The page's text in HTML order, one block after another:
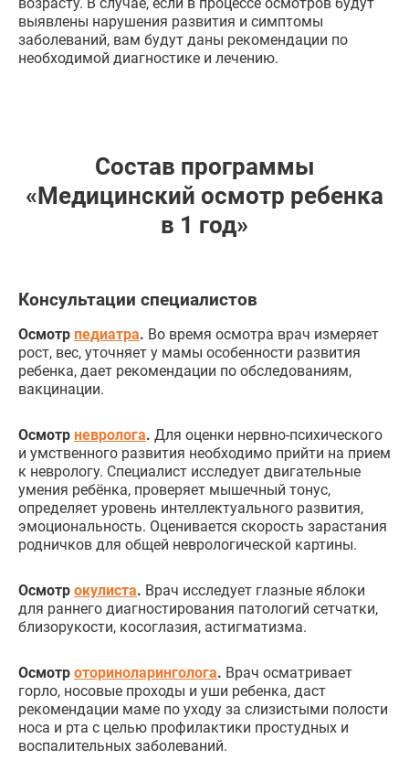
выявлены нарушения развития и симптомы
заболеваний, вам будут даны рекомендации по
необходимой диагностике и лечению.
Состав программы
«Медицинский осмотр ребенка
в 1 год»
Консультации специалистов
Осмотр педиатра. Во время осмотра врач измеряет
рост, вес, уточняет у мамы особенности развития
ребенка, дает рекомендации по обследованиям,
вакцинации.
Осмотр невролога. Для оценки нервно-психического
и умственного развития необходимо прийти на прием
к неврологу. Специалист исследует двигательные
умения ребёнка, проверяет мышечный тонус,
определяет уровень интеллектуального развития,
эмоциональность. Оценивается скорость зарастания
родничков для общей неврологической картины.
Осмотр окулиста. Врач исследует глазные яблоки
для раннего диагностирования патологий сетчатки,
близорукости, косоглазия, астигматизма.
Осмотр оториноларинголога. Врач осматривает
горло, носовые проходы и уши ребенка, даст
рекомендации маме по уходу за слизистыми полости
носа и рта с целью профилактики простудных и
воспалительных заболеваний.